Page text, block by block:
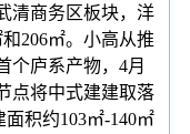
清商务区板块，洋
206㎡。小高从推
个庐系产物，4月
点将中式建建取落
积约103㎡-140㎡